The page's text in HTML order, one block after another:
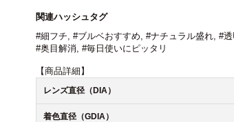
関連ハッシュタグ
#細フチ, #ブルベおすすめ, #ナチュラル盛れ, #
#奥目解消, #毎日使いにピッタリ
【商品詳細】
レンズ直径（DIA）
着色直径（GDIA）